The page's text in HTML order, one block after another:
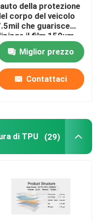
della protezione
corpo del veicolo
che guarisce
il film 150um
protezione
Miglior prezzo
Contattaci
di TPU (29)